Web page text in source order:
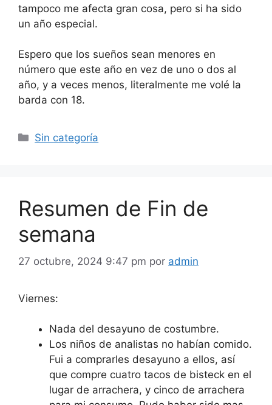
tampoco me afecta gran cosa, pero si ha sido
un año especial.
Espero que los sueños sean menores en
número que este año en vez de uno o dos al
año, y a veces menos, literalmente me volé la
barda con 18.
Categorías
Sin categoría
Resumen de Fin de
semana
27 octubre, 2024 9:47 pm por admin
Viernes:
Nada del desayuno de costumbre.
Los niños de analistas no habían comido.
Fui a comprarles desayuno a ellos, así
que compre cuatro tacos de bisteck en el
lugar de arrachera, y cinco de arrachera